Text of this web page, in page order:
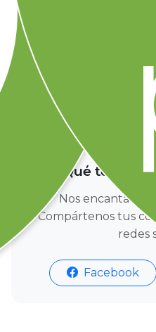
tus compras
TU
¿Qué te
Nos encantaría
Compártenos tus
redes
Facebook